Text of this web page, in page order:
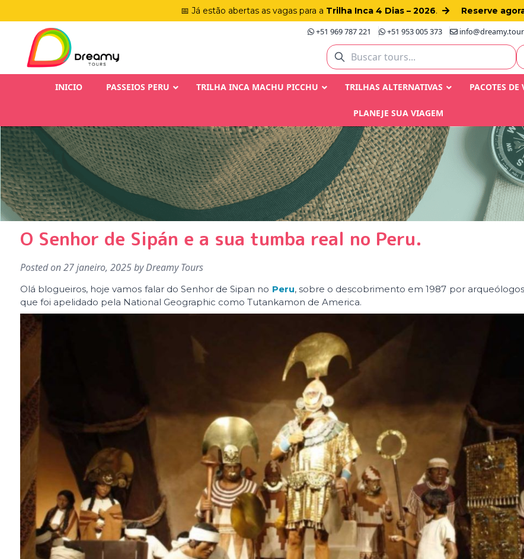
📅 Já estão abertas as vagas para a Trilha Inca 4 Dias – 2026.
Reserve
+51 969 787 221
+51 953 005 373
INICIO PASSEIOS PERU TRILHA INCA MACHU PICCHU TRILHAS ALTERNATIVAS PACOTES DE
PLANEJE SUA VIAGEM
O Senhor de Sipán e a sua tumba real no Peru.
Posted on27 janeiro, 2025byDreamy Tours
Olá blogueiros, hoje vamos falar do Senhor de Sipan no Peru, sobre o descobrimento em 1987 por
que foi apelidado pela National Geographic como Tutankamon de America.